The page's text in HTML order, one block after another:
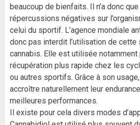
beaucoup de bienfaits. Il n’a donc
répercussions négatives sur
celui du sportif. L’agence mondiale
donc pas interdit l’utilisation de cette
cannabis. Elle est utilisée notamment
récupération plus rapide chez les
ou autres sportifs. Grâce à son
accroître naturellement leur
meilleures performances.
Il existe pour cela divers modes